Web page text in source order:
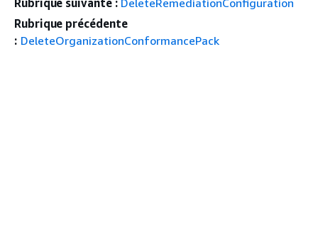
Rubrique précédente
: DeleteOrganizationConformancePack